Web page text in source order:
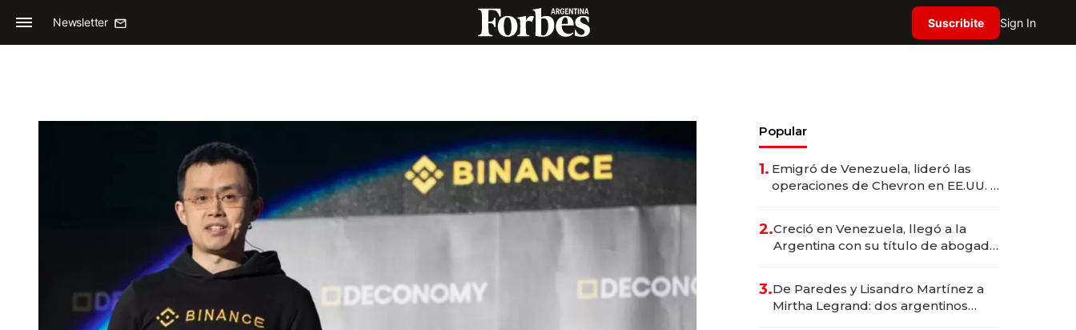
Newsletter Suscribite Sign In
Popular
1. Emigró de Venezuela, lideró las
operaciones de Chevron en EE.UU. y
2.Creció en Venezuela, llegó a la
Argentina con su título de abogado
marcas "fast premium"
3.De Paredes y Lisandro Martínez a
Mirtha Legrand: dos argentinos